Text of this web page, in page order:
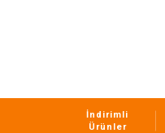
İndirimli
Ürünler